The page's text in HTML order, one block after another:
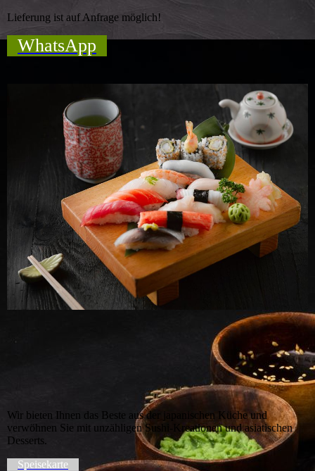
Lieferung ist auf Anfrage möglich!
WhatsApp
Wir bieten Ihnen das Beste aus der japanischen Küche und
verwöhnen Sie mit unzähligen Sushi-Kreationen und asiatischen
Desserts.
Speisekarte